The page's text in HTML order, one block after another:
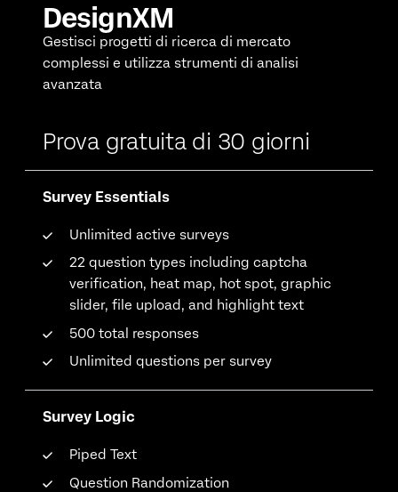
DesignXM
Gestisci progetti di ricerca di mercato
complessi e utilizza strumenti di analisi
avanzata
Prova gratuita di 30 giorni
Survey Essentials
Unlimited active surveys
22 question types including captcha
verification, heat map, hot spot, graphic
slider, file upload, and highlight text
500 total responses
Unlimited questions per survey
Survey Logic
Piped Text
Question Randomization